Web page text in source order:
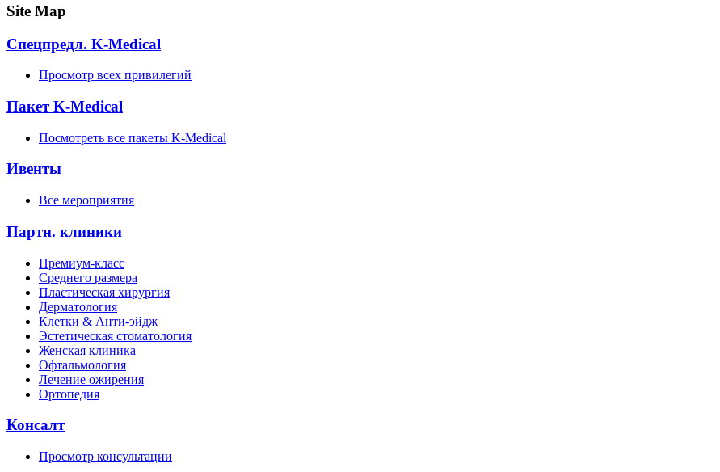
Site Map
Спецпредл. K-Medical
Просмотр всех привилегий
Пакет K-Medical
Посмотреть все пакеты K-Medical
Ивенты
Все мероприятия
Партн. клиники
Премиум-класс
Среднего размера
Пластическая хирургия
Дерматология
Клетки & Анти-эйдж
Эстетическая стоматология
Женская клиника
Офтальмология
Лечение ожирения
Ортопедия
Консалт
Просмотр консультации